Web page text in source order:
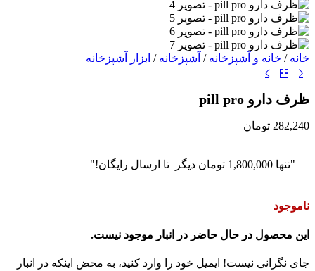
خانه/ خانه و آشپزخانه/ آشپزخانه/ ابزار آشپزخانه
ظرف دارو pill pro
282,240 تومان
"تنها 1,800,000 تومان دیگر تا ارسال رایگان!"
ناموجود
این محصول در حال حاضر در انبار موجود نیست.
جای نگرانی نیست! ایمیل خود را وارد کنید، به محض اینکه در انبار